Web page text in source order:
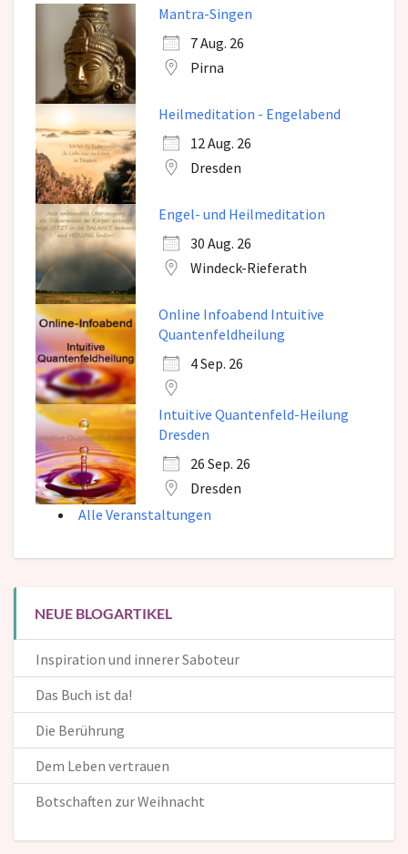
Mantra-Singen
7 Aug. 26
Pirna
Heilmeditation - Engelabend
12 Aug. 26
Dresden
Engel- und Heilmeditation
30 Aug. 26
Windeck-Rieferath
Online Infoabend Intuitive
Quantenfeldheilung
4 Sep. 26
Intuitive Quantenfeld-Heilung
Dresden
26 Sep. 26
Dresden
Alle Veranstaltungen
NEUE BLOGARTIKEL
Inspiration und innerer Saboteur
Das Buch ist da!
Die Berührung
Dem Leben vertrauen
Botschaften zur Weihnacht